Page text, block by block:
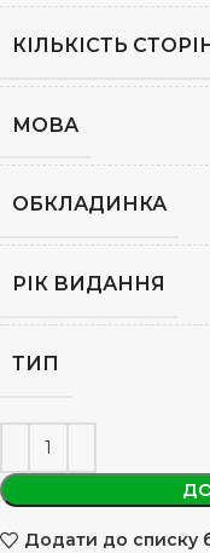
КІЛЬКІСТЬ
МОВА
ОБКЛАДИНКА
РІК ВИДАННЯ
ТИП
Додати до списку